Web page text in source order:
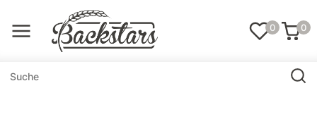
0 0